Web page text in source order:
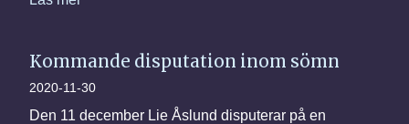
Kommande disputation inom sömn
2020-11-30
Den 11 december Lie Åslund disputerar på en